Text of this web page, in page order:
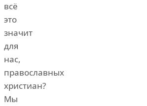
всё
это
значит
для
нас,
православных
христиан?
Мы